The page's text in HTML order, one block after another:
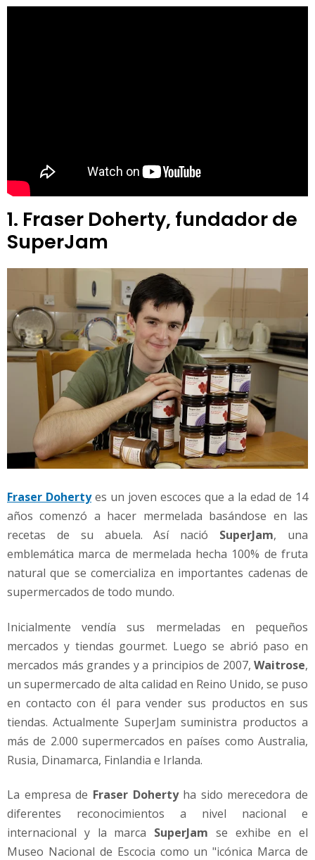
1. Fraser Doherty, fundador de
SuperJam
Fraser Dohertyes un joven escoces que a la edad de 14
años comenzó a hacer mermelada basándose en las
recetas de su abuela. Así nació SuperJam, una
emblemática marca de mermelada hecha 100% de fruta
natural que se comercializa en importantes cadenas de
supermercados de todo mundo.
Inicialmente vendía sus mermeladas en pequeños
mercados y tiendas gourmet. Luego se abrió paso en
mercados más grandes y a principios de 2007, Waitrose,
un supermercado de alta calidad en Reino Unido, se puso
en contacto con él para vender sus productos en sus
tiendas. Actualmente SuperJam suministra productos a
más de 2.000 supermercados en países como Australia,
Rusia, Dinamarca, Finlandia e Irlanda.
La empresa de Fraser Dohertyha sido merecedora de
diferentes reconocimientos a nivel nacional e
internacional y la marca SuperJam se exhibe en el
Museo Nacional de Escocia como un "icónica Marca de